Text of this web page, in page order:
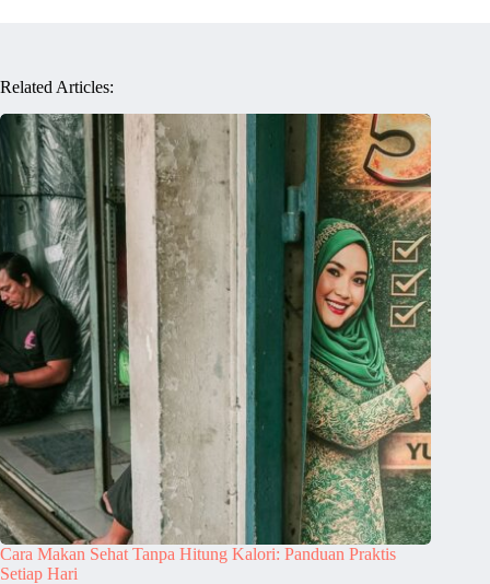
Related Articles:
Cara Makan Sehat Tanpa Hitung Kalori: Panduan Praktis
Setiap Hari